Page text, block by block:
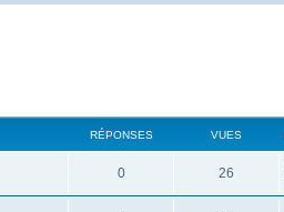
RÉPONSES VUES
0 26